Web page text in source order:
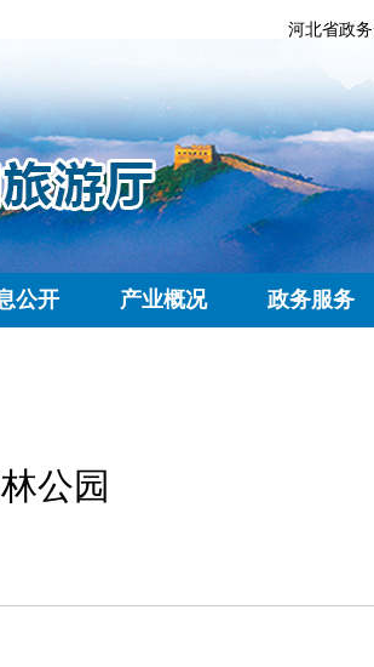
河北省政
公开 产业概况 政务服务
公园